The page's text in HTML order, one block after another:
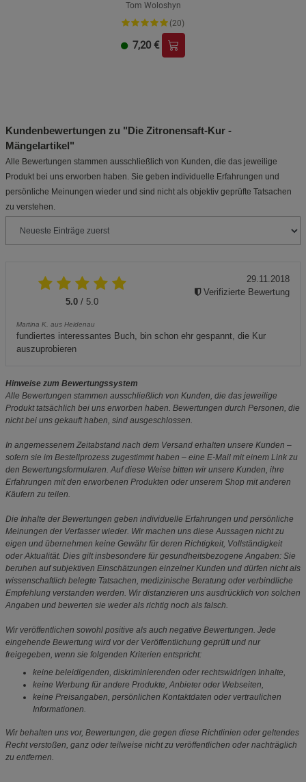
Tom Woloshyn
(20)
7,20 €
Kundenbewertungen zu "Die Zitronensaft-Kur -
Mängelartikel"
Alle Bewertungen stammen ausschließlich von Kunden, die das jeweilige
Produkt bei uns erworben haben. Sie geben individuelle Erfahrungen und
persönliche Meinungen wieder und sind nicht als objektiv geprüfte Tatsachen
zu verstehen.
5.0 / 5.0
Martina K. aus Heidenau
fundiertes interessantes Buch, bin schon ehr gespannt, die Kur
auszuprobieren
29.11.2018
Verifizierte Bewertung
Hinweise zum Bewertungssystem
Alle Bewertungen stammen ausschließlich von Kunden, die das jeweilige
Produkt tatsächlich bei uns erworben haben. Bewertungen durch Personen, die
nicht bei uns gekauft haben, sind ausgeschlossen.
In angemessenem Zeitabstand nach dem Versand erhalten unsere Kunden –
sofern sie im Bestellprozess zugestimmt haben – eine E-Mail mit einem Link zu
den Bewertungsformularen. Auf diese Weise bitten wir unsere Kunden, ihre
Erfahrungen mit den erworbenen Produkten oder unserem Shop mit anderen
Käufern zu teilen.
Die Inhalte der Bewertungen geben individuelle Erfahrungen und persönliche
Meinungen der Verfasser wieder. Wir machen uns diese Aussagen nicht zu
eigen und übernehmen keine Gewähr für deren Richtigkeit, Vollständigkeit
oder Aktualität. Dies gilt insbesondere für gesundheitsbezogene Angaben: Sie
beruhen auf subjektiven Einschätzungen einzelner Kunden und dürfen nicht als
wissenschaftlich belegte Tatsachen, medizinische Beratung oder verbindliche
Empfehlung verstanden werden. Wir distanzieren uns ausdrücklich von solchen
Angaben und bewerten sie weder als richtig noch als falsch.
Wir veröffentlichen sowohl positive als auch negative Bewertungen. Jede
eingehende Bewertung wird vor der Veröffentlichung geprüft und nur
freigegeben, wenn sie folgenden Kriterien entspricht:
keine beleidigenden, diskriminierenden oder rechtswidrigen Inhalte,
keine Werbung für andere Produkte, Anbieter oder Webseiten,
keine Preisangaben, persönlichen Kontaktdaten oder vertraulichen
Informationen.
Wir behalten uns vor, Bewertungen, die gegen diese Richtlinien oder geltendes
Recht verstoßen, ganz oder teilweise nicht zu veröffentlichen oder nachträglich
zu entfernen.